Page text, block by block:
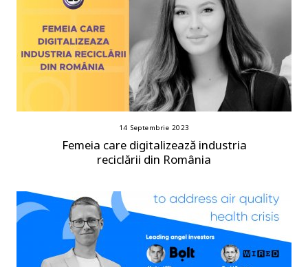
14 Septembrie 2023
Femeia care digitalizează industria
reciclării din România